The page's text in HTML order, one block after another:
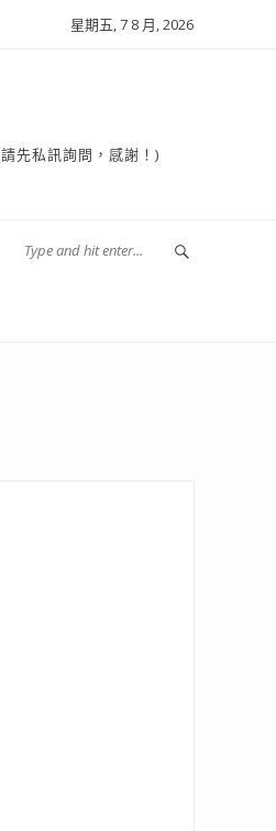
星期五, 7 8 月, 2026
先私訊詢問，感謝！)